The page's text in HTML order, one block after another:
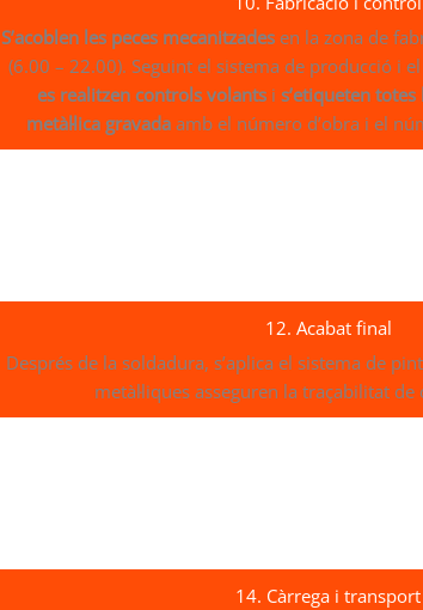
S’acoblen les peces mecanitzades en la zona de
(6.00 – 22.00). Seguint el sistema de producció i
es realitzen controls volantsi s’etiqueten
metàl·lica gravadaamb el número d’obra i el
12. Acabat final
Després de la soldadura, s’aplica el sistema de
metàl·liques asseguren la traçabilitat
14. Càrrega i transport